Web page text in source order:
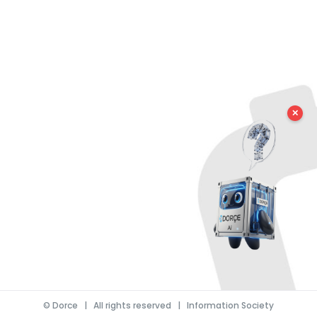
© Dorce | All rights reserved | Information Society
✕